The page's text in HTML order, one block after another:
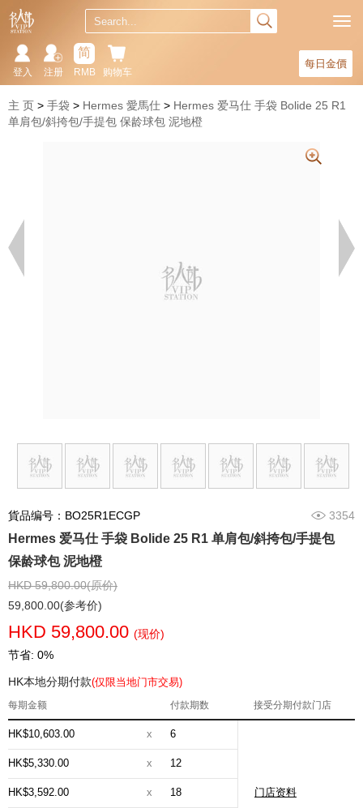
每日金價
购物车
简
RMB
注册
登入
主 页 手袋 Hermes 愛馬仕
Hermes 爱马仕 手袋 Bolide 25 R1
单肩包/斜挎包/手提包 保龄球包 泥地橙
貨品编号：BO25R1ECGP 3354
Hermes 爱马仕 手袋 Bolide 25 R1 单肩包/斜挎包/手提包
保龄球包 泥地橙
HKD 59,800.00(原价)
59,800.00(参考价)
HKD 59,800.00 (现价)
节省: 0%
HK本地分期付款(仅限当地门市交易)
每期金额 付款期数 接受分期付款门店
HK$10,603.00 x 6
门店资料
HK$5,330.00 x 12
HK$3,592.00 x 18